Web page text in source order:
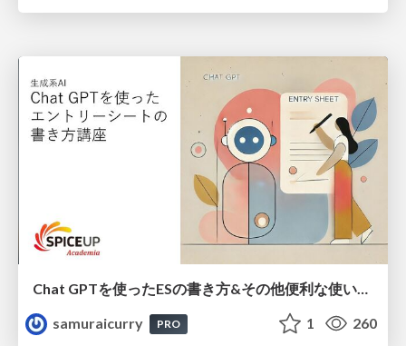
Chat GPTを使ったESの書き方&その他便利な使い方講座
samuraicurry
PRO 1 260